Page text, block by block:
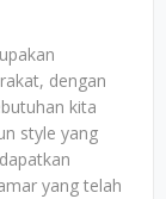
dengan
kita
style yang
yang telah